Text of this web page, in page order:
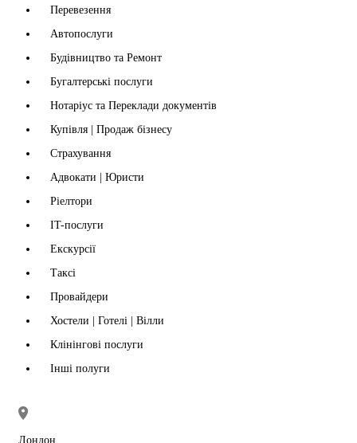
Перевезення
Автопослуги
Будівництво та Ремонт
Бугалтерські послуги
Нотаріус та Переклади документів
Купівля | Продаж бізнесу
Страхування
Адвокати | Юристи
Ріелтори
IT-послуги
Екскурсії
Таксі
Провайдери
Хостели | Готелі | Вілли
Клінінгові послуги
Інші полуги
Лондон